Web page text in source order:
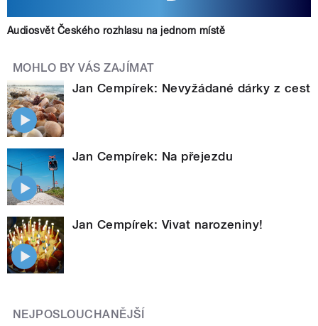
Audiosvět Českého rozhlasu na jednom místě
MOHLO BY VÁS ZAJÍMAT
Jan Cempírek: Nevyžádané dárky z cest
Jan Cempírek: Na přejezdu
Jan Cempírek: Vivat narozeniny!
NEJPOSLOUCHANĚJŠÍ